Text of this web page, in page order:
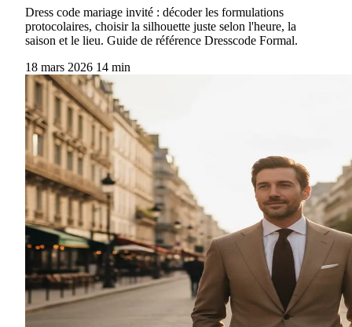
Dress code mariage invité : décoder les formulations
protocolaires, choisir la silhouette juste selon l'heure, la
saison et le lieu. Guide de référence Dresscode Formal.
18 mars 2026 14 min